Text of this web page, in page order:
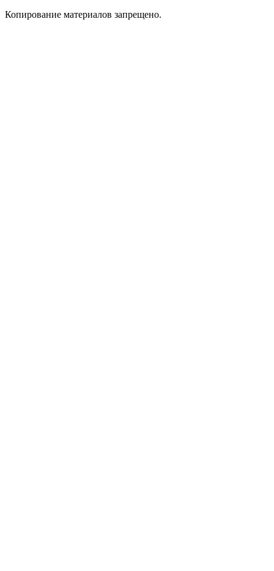
Копирование материалов запрещено.